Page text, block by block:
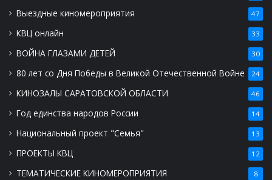
Выездные киномероприятия 47
КВЦ онлайн 33
ВОЙНА ГЛАЗАМИ ДЕТЕЙ 30
80 лет со Дня Победы в Великой Отечественной Войне 24
КИНОЗАЛЫ САРАТОВСКОЙ ОБЛАСТИ 46
Год единства народов России 14
Национальный проект "Семья" 13
ПРОЕКТЫ КВЦ 12
ТЕМАТИЧЕСКИЕ КИНОМЕРОПРИЯТИЯ 8